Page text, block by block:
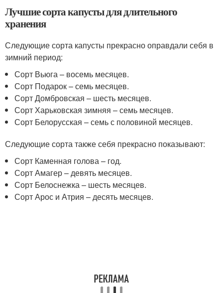
Лучшие сорта капусты для длительного
хранения
Следующие сорта капусты прекрасно оправдали себя в
зимний период:
Сорт Вьюга – восемь месяцев.
Сорт Подарок – семь месяцев.
Сорт Домбровская – шесть месяцев.
Сорт Харьковская зимняя – семь месяцев.
Сорт Белорусская – семь с половиной месяцев.
Следующие сорта также себя прекрасно показывают:
Сорт Каменная голова – год.
Сорт Амагер – девять месяцев.
Сорт Белоснежка – шесть месяцев.
Сорт Арос и Атрия – десять месяцев.